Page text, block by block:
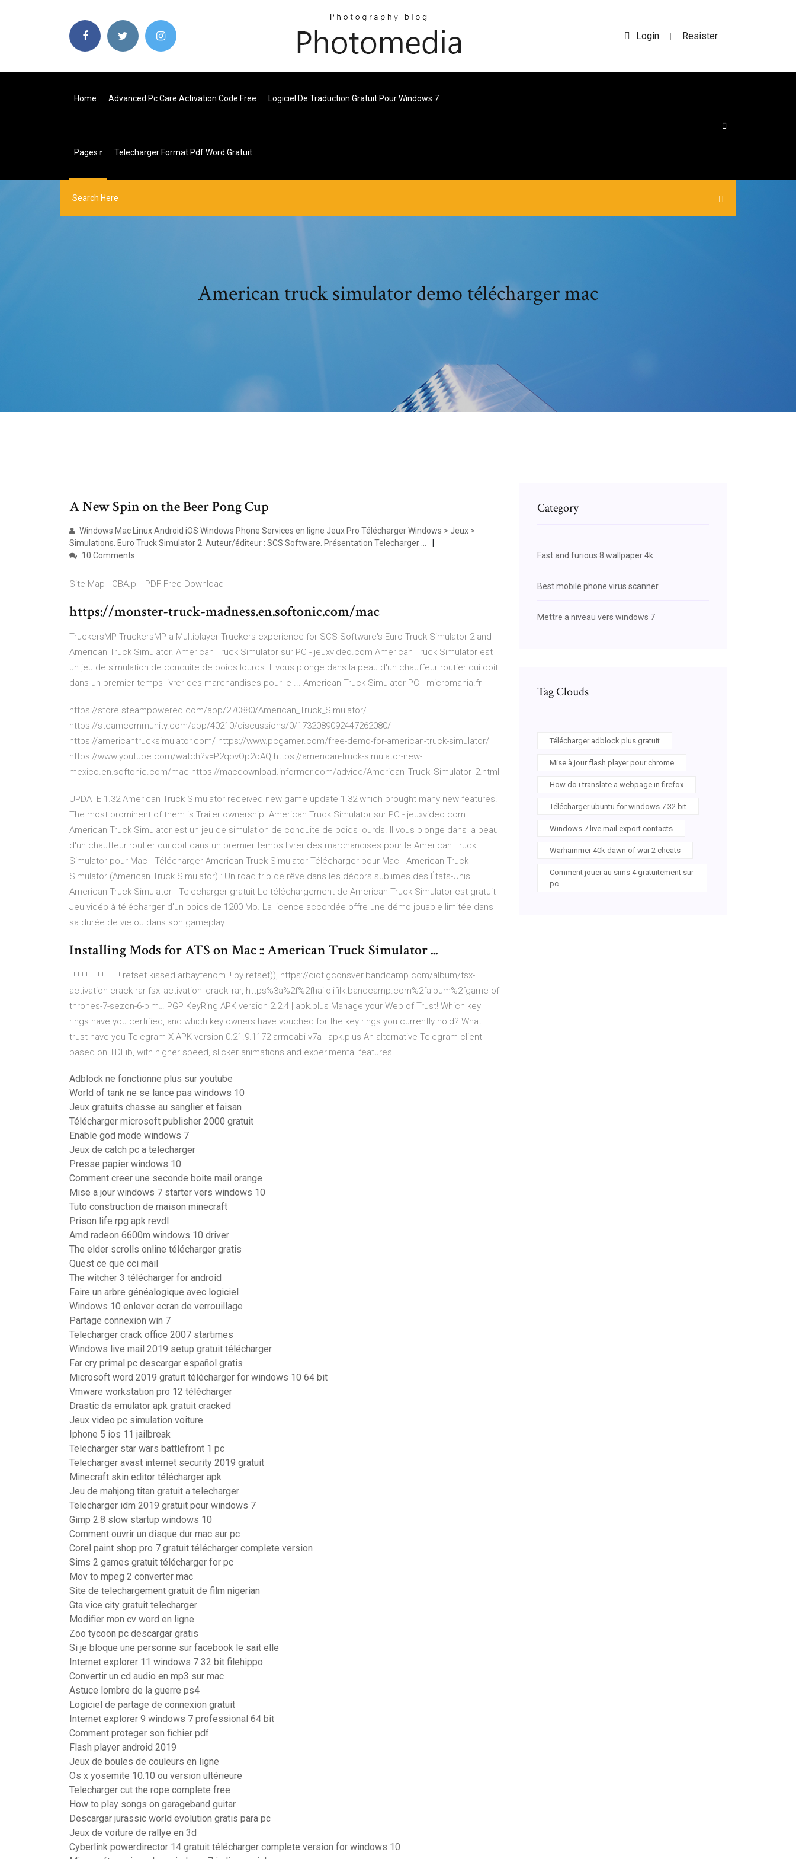
Login | Resister
Home Advanced Pc Care Activation Code Free Logiciel De Traduction Gratuit Pour Windows 7
Pages Telecharger Format Pdf Word Gratuit
American truck simulator demo télécharger mac
A New Spin on the Beer Pong Cup
Windows Mac Linux Android iOS Windows Phone Services en ligne Jeux Pro Télécharger Windows > Jeux >
Simulations. Euro Truck Simulator 2. Auteur/éditeur : SCS Software. Présentation Telecharger ...
10 Comments
Site Map - CBA.pl - PDF Free Download
https://monster-truck-madness.en.softonic.com/mac
TruckersMP TruckersMP a Multiplayer Truckers experience for SCS Software's Euro Truck Simulator 2 and
American Truck Simulator. American Truck Simulator sur PC - jeuxvideo.com American Truck Simulator est
un jeu de simulation de conduite de poids lourds. Il vous plonge dans la peau d'un chauffeur routier qui doit
dans un premier temps livrer des marchandises pour le ... American Truck Simulator PC - micromania.fr
https://store.steampowered.com/app/270880/American_Truck_Simulator/
https://steamcommunity.com/app/40210/discussions/0/1732089092447262080/
https://americantrucksimulator.com/ https://www.pcgamer.com/free-demo-for-american-truck-simulator/
https://www.youtube.com/watch?v=P2qpvOp2oAQ https://american-truck-simulator-new-
mexico.en.softonic.com/mac https://macdownload.informer.com/advice/American_Truck_Simulator_2.html
UPDATE 1.32 American Truck Simulator received new game update 1.32 which brought many new features.
The most prominent of them is Trailer ownership. American Truck Simulator sur PC - jeuxvideo.com
American Truck Simulator est un jeu de simulation de conduite de poids lourds. Il vous plonge dans la peau
d'un chauffeur routier qui doit dans un premier temps livrer des marchandises pour le American Truck
Simulator pour Mac - Télécharger American Truck Simulator Télécharger pour Mac - American Truck
Simulator (American Truck Simulator) : Un road trip de rêve dans les décors sublimes des États-Unis.
American Truck Simulator - Telecharger gratuit Le téléchargement de American Truck Simulator est gratuit
Jeu vidéo à télécharger d'un poids de 1200 Mo. La licence accordée offre une démo jouable limitée dans
sa durée de vie ou dans son gameplay.
Installing Mods for ATS on Mac :: American Truck Simulator ...
! ! ! ! ! ! !!! ! ! ! ! ! retset kissed arbaytenom !! by retset)), https://diotigconsver.bandcamp.com/album/fsx-
activation-crack-rar fsx_activation_crack_rar, https%3a%2f%2fhailolifilk.bandcamp.com%2falbum%2fgame-of-
thrones-7-sezon-6-blm… PGP KeyRing APK version 2.2.4 | apk.plus Manage your Web of Trust! Which key
rings have you certified, and which key owners have vouched for the key rings you currently hold? What
trust have you Telegram X APK version 0.21.9.1172-armeabi-v7a | apk.plus An alternative Telegram client
based on TDLib, with higher speed, slicker animations and experimental features.
Adblock ne fonctionne plus sur youtube
World of tank ne se lance pas windows 10
Jeux gratuits chasse au sanglier et faisan
Télécharger microsoft publisher 2000 gratuit
Enable god mode windows 7
Jeux de catch pc a telecharger
Presse papier windows 10
Comment creer une seconde boite mail orange
Mise a jour windows 7 starter vers windows 10
Tuto construction de maison minecraft
Prison life rpg apk revdl
Amd radeon 6600m windows 10 driver
The elder scrolls online télécharger gratis
Quest ce que cci mail
The witcher 3 télécharger for android
Faire un arbre généalogique avec logiciel
Windows 10 enlever ecran de verrouillage
Partage connexion win 7
Telecharger crack office 2007 startimes
Windows live mail 2019 setup gratuit télécharger
Far cry primal pc descargar español gratis
Microsoft word 2019 gratuit télécharger for windows 10 64 bit
Vmware workstation pro 12 télécharger
Drastic ds emulator apk gratuit cracked
Jeux video pc simulation voiture
Iphone 5 ios 11 jailbreak
Telecharger star wars battlefront 1 pc
Telecharger avast internet security 2019 gratuit
Minecraft skin editor télécharger apk
Jeu de mahjong titan gratuit a telecharger
Telecharger idm 2019 gratuit pour windows 7
Gimp 2.8 slow startup windows 10
Comment ouvrir un disque dur mac sur pc
Corel paint shop pro 7 gratuit télécharger complete version
Sims 2 games gratuit télécharger for pc
Mov to mpeg 2 converter mac
Site de telechargement gratuit de film nigerian
Gta vice city gratuit telecharger
Modifier mon cv word en ligne
Zoo tycoon pc descargar gratis
Si je bloque une personne sur facebook le sait elle
Internet explorer 11 windows 7 32 bit filehippo
Convertir un cd audio en mp3 sur mac
Astuce lombre de la guerre ps4
Logiciel de partage de connexion gratuit
Internet explorer 9 windows 7 professional 64 bit
Comment proteger son fichier pdf
Flash player android 2019
Jeux de boules de couleurs en ligne
Os x yosemite 10.10 ou version ultérieure
Telecharger cut the rope complete free
How to play songs on garageband guitar
Descargar jurassic world evolution gratis para pc
Jeux de voiture de rallye en 3d
Cyberlink powerdirector 14 gratuit télécharger complete version for windows 10
Category
Fast and furious 8 wallpaper 4k
Best mobile phone virus scanner
Mettre a niveau vers windows 7
Tag Clouds
Télécharger adblock plus gratuit
Mise à jour flash player pour chrome
How do i translate a webpage in firefox
Télécharger ubuntu for windows 7 32 bit
Windows 7 live mail export contacts
Warhammer 40k dawn of war 2 cheats
Comment jouer au sims 4 gratuitement sur
pc